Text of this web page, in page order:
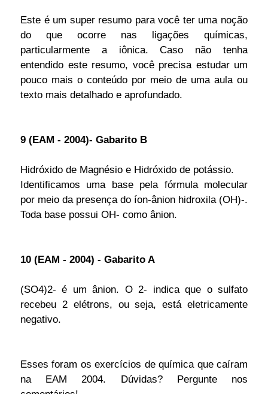
Este é um super resumo para você ter uma noção
do que ocorre nas ligações químicas,
particularmente a iônica. Caso não tenha
entendido este resumo, você precisa estudar um
pouco mais o conteúdo por meio de uma aula ou
texto mais detalhado e aprofundado.
9 (EAM - 2004)- Gabarito B
Hidróxido de Magnésio e Hidróxido de potássio.
Identificamos uma base pela fórmula molecular
por meio da presença do íon-ânion hidroxila (OH)-.
Toda base possui OH- como ânion.
10 (EAM - 2004) - Gabarito A
(SO4)2- é um ânion. O 2- indica que o sulfato
recebeu 2 elétrons, ou seja, está eletricamente
negativo.
Esses foram os exercícios de química que caíram
na EAM 2004. Dúvidas? Pergunte nos